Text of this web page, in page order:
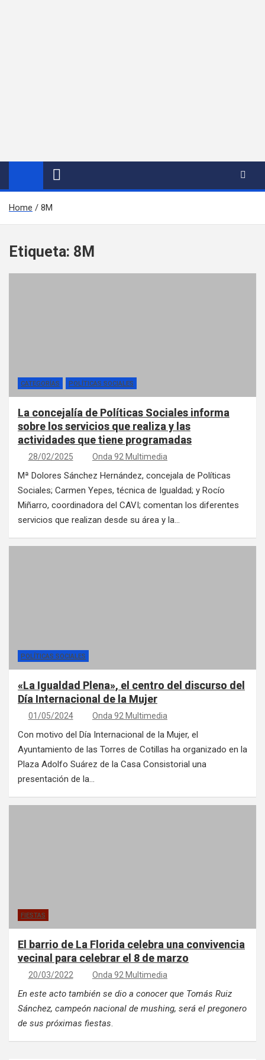
Home 8M
Etiqueta: 8M
CATEGORÍAS POLÍTICAS SOCIALES
La concejalía de Políticas Sociales informa
sobre los servicios que realiza y las
actividades que tiene programadas
28/02/2025 Onda 92 Multimedia
Mª Dolores Sánchez Hernández, concejala de Políticas
Sociales; Carmen Yepes, técnica de Igualdad; y Rocío
Miñarro, coordinadora del CAVI; comentan los diferentes
servicios que realizan desde su área y la…
POLÍTICAS SOCIALES
«La Igualdad Plena», el centro del discurso del
Día Internacional de la Mujer
01/05/2024 Onda 92 Multimedia
Con motivo del Día Internacional de la Mujer, el
Ayuntamiento de las Torres de Cotillas ha organizado en la
Plaza Adolfo Suárez de la Casa Consistorial una
presentación de la…
FIESTAS
El barrio de La Florida celebra una convivencia
vecinal para celebrar el 8 de marzo
20/03/2022 Onda 92 Multimedia
En este acto también se dio a conocer que Tomás Ruiz
Sánchez, campeón nacional de mushing, será el pregonero
de sus próximas fiestas.